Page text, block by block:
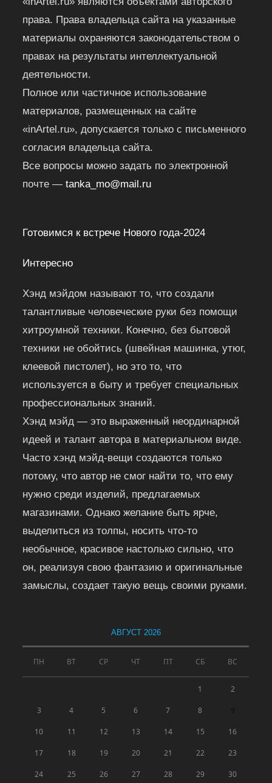
права. Права владельца сайта на указанные
материалы охраняются законодательством о
правах на результаты интеллектуальной
деятельности.
Полное или частичное использование
материалов, размещенных на сайте
«inArtel.ru», допускается только с письменного
согласия владельца сайта.
Все вопросы можно задать по электронной
почте —tanka_mo@mail.ru
Готовимся к встрече Нового года-2024
Интересно
Хэнд мэйдом называют то, что создали
талантливые человеческие руки без помощи
хитроумной техники. Конечно, без бытовой
техники не обойтись (швейная машинка, утюг,
клеевой пистолет), но это то, что
используется в быту и требует специальных
профессиональных знаний.
Хэнд мэйд — это выраженный неординарной
идеей и талант автора в материальном виде.
Часто хэнд мэйд-вещи создаются только
потому, что автор не смог найти то, что ему
нужно среди изделий, предлагаемых
магазинами. Однако желание быть ярче,
выделиться из толпы, носить что-то
необычное, красивое настолько сильно, что
он, реализуя свою фантазию и оригинальные
замыслы, создает такую вещь своими руками.
АВГУСТ 2026
ПН ВТ СР ЧТ ПТ СБ ВС
1 2
3 4 5 6 7 8
10 11 12 13 14 15 16
17 18 19 20 21 22 23
24 25 26 27 28 29 30